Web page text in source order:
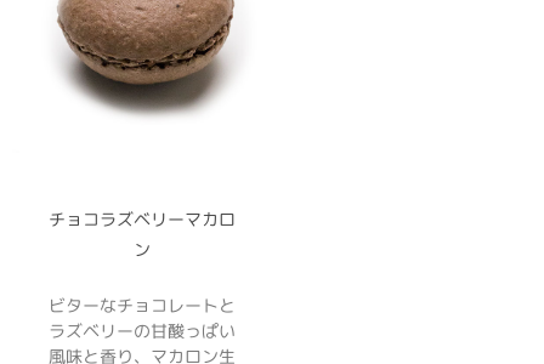
チョコラズベリーマカロ
ン
ビターなチョコレートと
ラズベリーの甘酸っぱい
風味と香り、マカロン生